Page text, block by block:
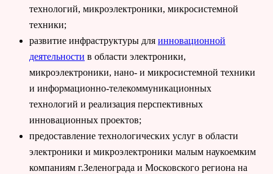
технологий, микроэлектроники, микросистемной
техники;
развитие инфраструктуры для инновационной
деятельности в области электроники,
микроэлектроники, нано- и микросистемной техники
и информационно-телекоммуникационных
технологий и реализация перспективных
инновационных проектов;
предоставление технологических услуг в области
электроники и микроэлектроники малым наукоемким
компаниям г.Зеленограда и Московского региона на